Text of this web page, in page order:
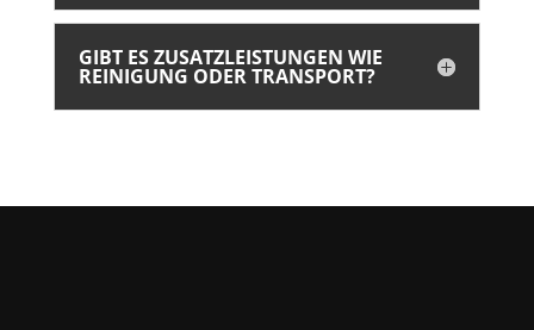
GIBT ES ZUSATZLEISTUNGEN WIE
REINIGUNG ODER TRANSPORT?